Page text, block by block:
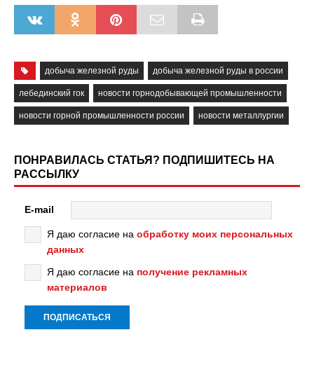
добыча железной руды добыча железной руды в россии
лебединский гок новости горнодобывающей промышленности
новости горной промышленности россии новости металлургии
ПОНРАВИЛАСЬ СТАТЬЯ? ПОДПИШИТЕСЬ НА
РАССЫЛКУ
E-mail
Я даю согласие на обработку моих персональных
данных
Я даю согласие на получение рекламных
материалов